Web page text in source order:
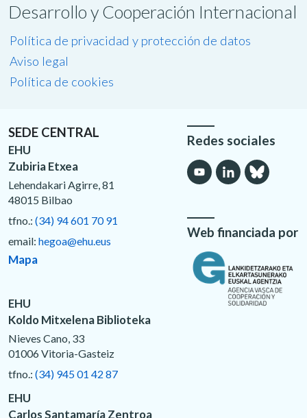
Desarrollo y Cooperación Internacional
Política de privacidad y protección de datos
Aviso legal
Política de cookies
SEDE CENTRAL
EHU
Zubiria Etxea
Lehendakari Agirre, 81
48015 Bilbao
tfno.: (34) 94 601 70 91
email: hegoa@ehu.eus
Mapa
EHU
Koldo Mitxelena Biblioteka
Nieves Cano, 33
01006 Vitoria-Gasteiz
tfno.: (34) 945 01 42 87
EHU
Carlos Santamaría Zentroa
Redes sociales
Web financiada por